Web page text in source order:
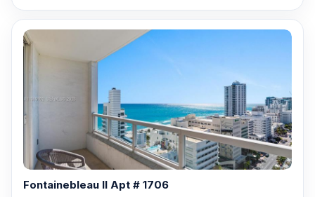
Fontainebleau II Apt # 1706